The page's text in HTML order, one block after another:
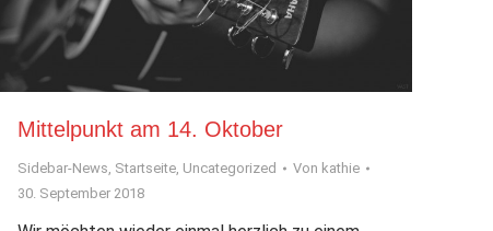
Mittelpunkt am 14. Oktober
Sidebar-News, Startseite, Uncategorized Von kathie
30. September 2018